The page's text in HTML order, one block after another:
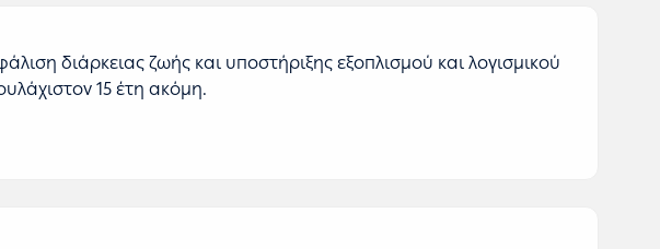
διάρκειας ζωής και υποστήριξης εξοπλισμού και λογισμικού
15 έτη ακόμη.